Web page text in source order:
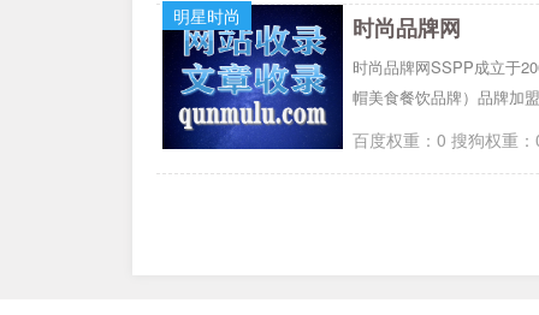
明星时尚
时尚品牌网
时尚品牌网SSPP成立于
帽美食餐饮品牌）品牌加
百度权重：0 搜狗权重